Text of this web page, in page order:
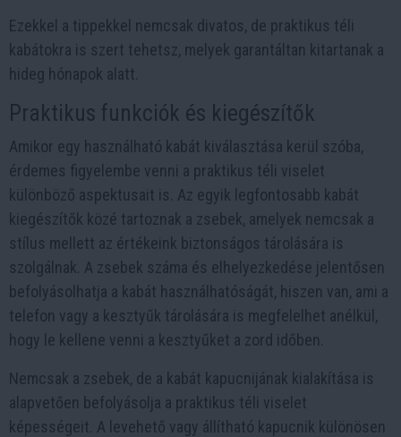
Ezekkel a tippekkel nemcsak divatos, de praktikus téli
kabátokra is szert tehetsz, melyek garantáltan kitartanak a
hideg hónapok alatt.
Praktikus funkciók és kiegészítők
Amikor egy használható kabát kiválasztása kerül szóba,
érdemes figyelembe venni a praktikus téli viselet
különböző aspektusait is. Az egyik legfontosabb kabát
kiegészítők közé tartoznak a zsebek, amelyek nemcsak a
stílus mellett az értékeink biztonságos tárolására is
szolgálnak. A zsebek száma és elhelyezkedése jelentősen
befolyásolhatja a kabát használhatóságát, hiszen van, ami a
telefon vagy a kesztyűk tárolására is megfelelhet anélkül,
hogy le kellene venni a kesztyűket a zord időben.
Nemcsak a zsebek, de a kabát kapucnijának kialakítása is
alapvetően befolyásolja a praktikus téli viselet
képességeit. A levehető vagy állítható kapucnik különösen